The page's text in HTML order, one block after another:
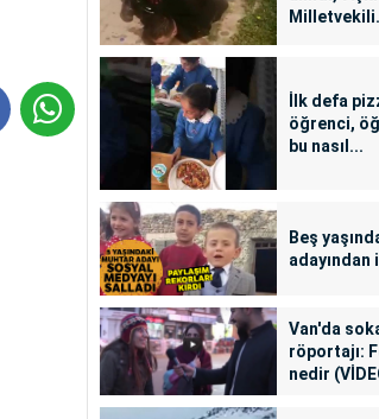
İlk defa
öğrenci,
bu nasıl...
Beş
Van'da
röportajı:
nedir